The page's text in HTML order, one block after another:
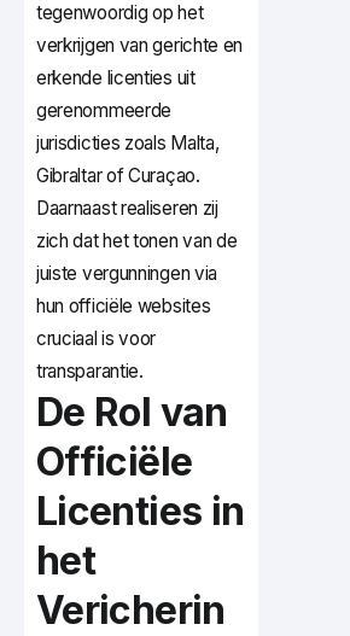
tegenwoordig op het
verkrijgen van gerichte en
erkende licenties uit
gerenommeerde
jurisdicties zoals Malta,
Gibraltar of Curaçao.
Daarnaast realiseren zij
zich dat het tonen van de
juiste vergunningen via
hun officiële websites
cruciaal is voor
transparantie.
De Rol van
Officiële
Licenties in
het
Vericherin